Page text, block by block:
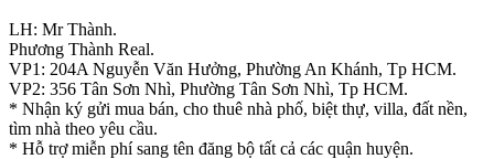
LH: Mr Thành.
Phương Thành Real.
VP1: 204A Nguyễn Văn Hưởng, Phường An Khánh, Tp HCM.
VP2: 356 Tân Sơn Nhì, Phường Tân Sơn Nhì, Tp HCM.
* Nhận ký gửi mua bán, cho thuê nhà phố, biệt thự, villa, đất nền,
tìm nhà theo yêu cầu.
* Hỗ trợ miễn phí sang tên đăng bộ tất cả các quận huyện.